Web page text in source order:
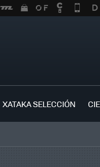
XATAKA SELECCIÓN